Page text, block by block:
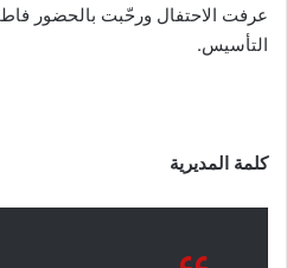
عرفت الاحتفال ورحّبت بالحضور
التأسيس.
كلمة المديرية